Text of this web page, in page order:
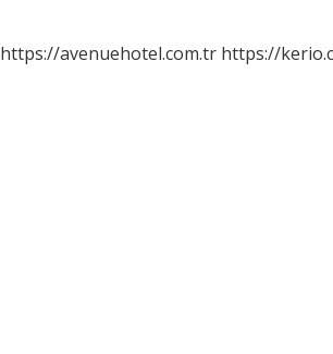
https://avenuehotel.com.tr https://